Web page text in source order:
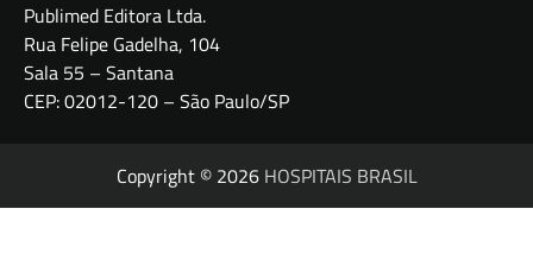
Publimed Editora Ltda.
Rua Felipe Gadelha, 104
Sala 55 – Santana
CEP: 02012-120 – São Paulo/SP
Copyright © 2026 HOSPITAIS BRASIL